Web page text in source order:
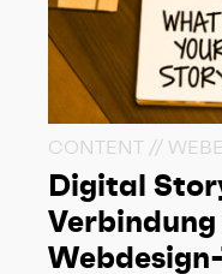
CONTENT //
Digital